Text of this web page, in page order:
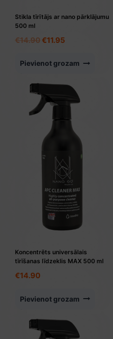
Stikla tīrītājs ar nano pārklājumu
500 ml
€14.90Original
was:
€11.95
is:
Pievienot grozam
Koncentrēts universālais
tīrīšanas līdzeklis MAX 500 ml
€14.90
Pievienot grozam